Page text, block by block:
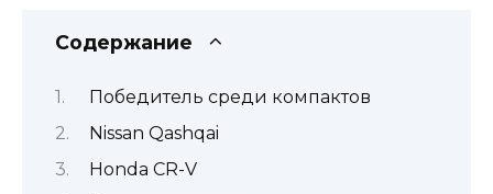
Содержание
Победитель среди компактов
Nissan Qashqai
Honda CR-V